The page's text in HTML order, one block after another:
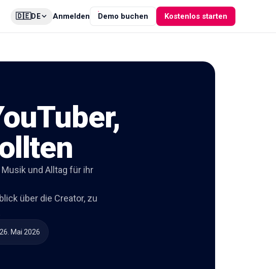
🇩🇪DE Anmelden Demo buchen Kostenlos starten
und Alltag für ihr
über die Creator, zu
26. Mai 2026